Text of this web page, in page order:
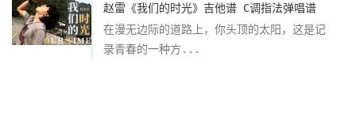
赵雷《我们的时光》吉他谱 C调指法弹唱谱
在漫无边际的道路上，你头顶的太阳，这是记
录青春的一种方...